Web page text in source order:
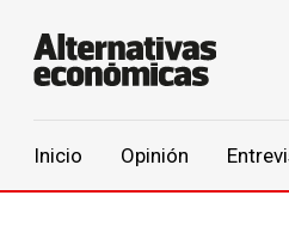
Inicio Opinión